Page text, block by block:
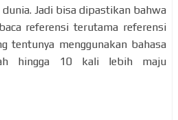
Jadi bisa dipastikan bahwa
referensi terutama referensi
tentunya menggunakan bahasa
hingga 10 kali lebih maju